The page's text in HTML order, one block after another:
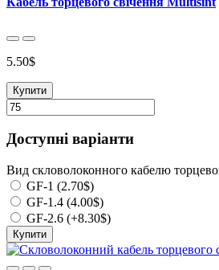
5.50$
Купити
Доступні варіанти
Вид скловолоконного кабелю
GF-1 (2.70$)
GF-1.4 (4.00$)
GF-2.6 (+8.30$)
Купити